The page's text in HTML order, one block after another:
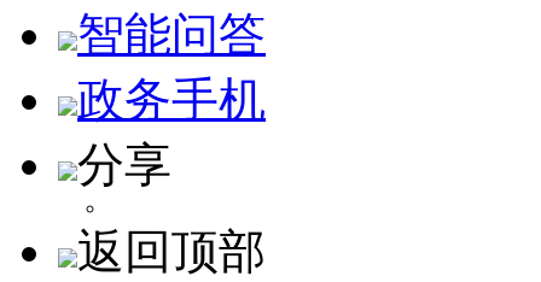
智能问答
政务手机
分享
返回顶部